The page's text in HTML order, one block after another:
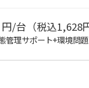
円/台（税込1,628円
管理サポート+環境問